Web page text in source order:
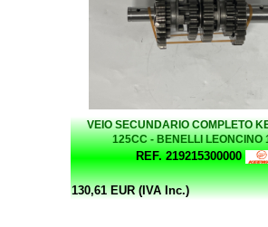
VEIO SECUNDARIO COMPLETO
125CC - BENELLI LEONCINO
REF. 219215300000
130,61 EUR (IVA Inc.)